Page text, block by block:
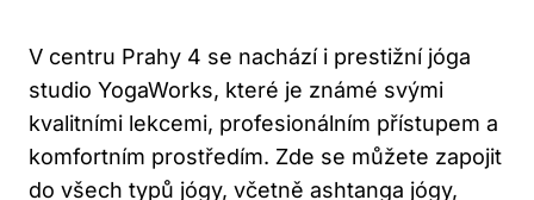
V centru Prahy 4 se nachází i ​prestižní jóga
studio ⁤YogaWorks, které je známé svými ​
kvalitními lekcemi,​ profesionálním přístupem ⁤a
komfortním​ prostředím. Zde se můžete zapojit​
do všech typů jógy, včetně ashtanga jógy,